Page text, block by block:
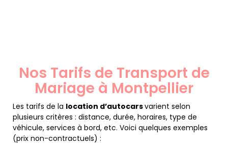
Nos Tarifs de Transport de
Mariage à Montpellier
Les tarifs de la location d’autocarsvarient selon
plusieurs critères : distance, durée, horaires, type de
véhicule, services à bord, etc. Voici quelques exemples
(prix non-contractuels) :